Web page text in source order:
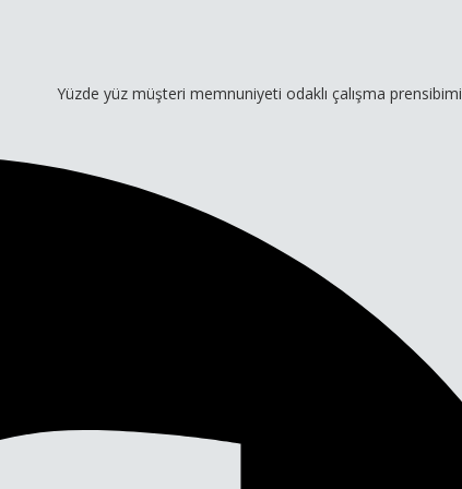
Yüzde yüz müşteri memnuniyeti odaklı çalışma prensibimiz ve